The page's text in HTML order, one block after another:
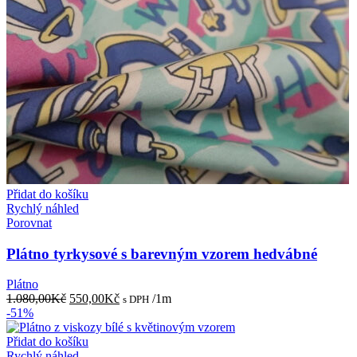
Přidat do košíku
Rychlý náhled
Porovnat
Plátno tyrkysové s barevným vzorem hedvábné
Plátno
1.080,00Kč Původní
byla:
1.080,00Kč.
550,00KčAktuální
je:
s DPH /1m
-51%
Přidat do košíku